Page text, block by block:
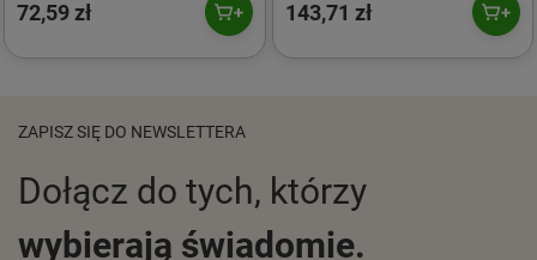
ślimaka 25ml
72,59 zł 143,71 zł
ZAPISZ SIĘ DO NEWSLETTERA
Dołącz do tych, którzy
wybierają świadomie.